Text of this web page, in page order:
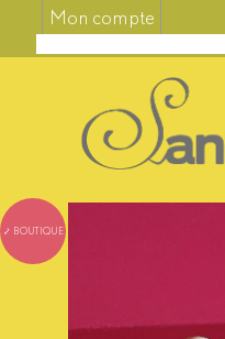
Mon compte
⤦ BOUTIQUE